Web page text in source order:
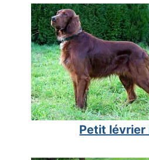
Petit lévrier